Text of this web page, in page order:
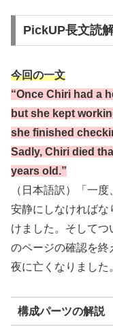
PickUP長文読
今回の一文
“Once Chiri had a
but she kept
she finished
Sadly, Chiri died
years old.”
（日本語訳）「一
安静にしなければな
けました。そして
のページの確認を終
夜に亡くなりました
構成パーツの解説